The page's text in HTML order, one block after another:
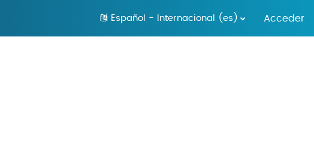
Español - Internacional ‎(es)‎ Acceder